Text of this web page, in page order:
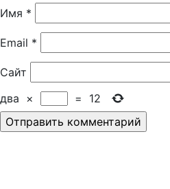
Имя *
Email *
Сайт
два × = 12